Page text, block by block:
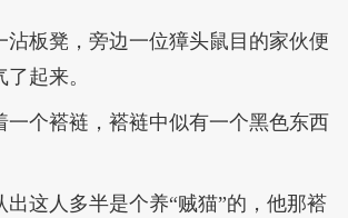
沾板凳，旁边一位獐头鼠目的家伙便
起来。
一个褡裢，褡裢中似有一个黑色东西
出这人多半是个养“贼猫”的，他那褡